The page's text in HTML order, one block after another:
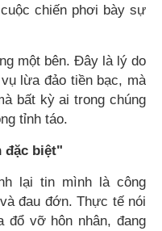
chiến phơi bày sự
một bên. Đây là lý do
lừa đảo tiền bạc, mà
bất kỳ ai trong chúng
tỉnh táo.
đặc biệt"
lại tin mình là công
đau đớn. Thực tế nói
đổ vỡ hôn nhân, đang